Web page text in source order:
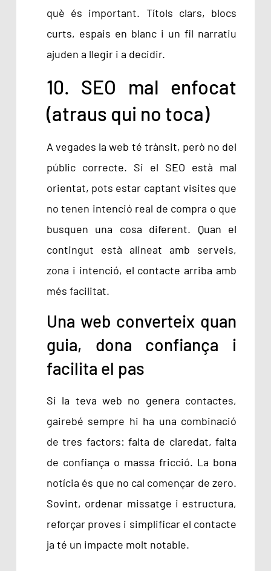
què és important. Títols clars, blocs
curts, espais en blanc i un fil narratiu
ajuden a llegir i a decidir.
10. SEO mal enfocat
(atraus qui no toca)
A vegades la web té trànsit, però no del
públic correcte. Si el SEO està mal
orientat, pots estar captant visites que
no tenen intenció real de compra o que
busquen una cosa diferent. Quan el
contingut està alineat amb serveis,
zona i intenció, el contacte arriba amb
més facilitat.
Una web converteix quan
guia, dona confiança i
facilita el pas
Si la teva web no genera contactes,
gairebé sempre hi ha una combinació
de tres factors: falta de claredat, falta
de confiança o massa fricció. La bona
notícia és que no cal començar de zero.
Sovint, ordenar missatge i estructura,
reforçar proves i simplificar el contacte
ja té un impacte molt notable.